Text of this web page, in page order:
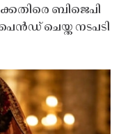
ബിജെപി
ചെയ്ത നടപടി